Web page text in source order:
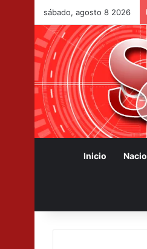
sábado, agosto 8 2026
Inicio